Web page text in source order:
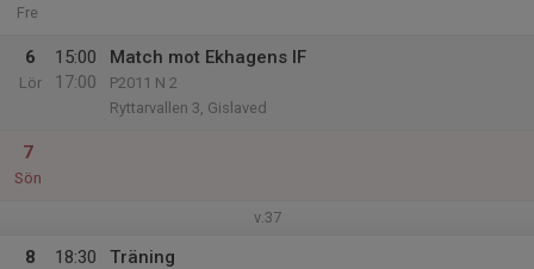
Fre
6
Lör
15:00
17:00
Match mot Ekhagens IF
P2011 N 2
Ryttarvallen 3, Gislaved
7
Sön
v.37
8
18:30
Träning